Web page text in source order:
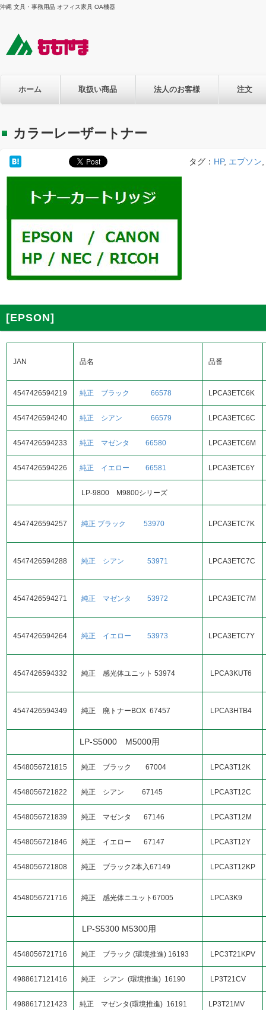
沖縄 文具・事務用品 オフィス家具 OA機器
ホーム 取扱い商品 法人のお客様 注文
カラーレーザートナー
タグ： HP, エプソン
[EPSON]
JAN 品名 品番
4547426594219 純正 ブラック 66578 LPCA3ETC6K
4547426594240 純正 シアン 66579 LPCA3ETC6C
4547426594233 純正 マゼンタ 66580 LPCA3ETC6M
4547426594226 純正 イエロー 66581 LPCA3ETC6Y
LP-9800 M9800シリーズ
4547426594257 純正 ブラック 53970 LPCA3ETC7K
4547426594288 純正 シアン 53971 LPCA3ETC7C
4547426594271 純正 マゼンタ 53972 LPCA3ETC7M
4547426594264 純正 イエロー 53973 LPCA3ETC7Y
4547426594332 純正 感光体ユニット 53974 LPCA3KUT6
4547426594349 純正 廃トナーBOX 67457 LPCA3HTB4
LP-S5000 M5000用
4548056721815 純正 ブラック 67004 LPCA3T12K
4548056721822 純正 シアン 67145 LPCA3T12C
4548056721839 純正 マゼンタ 67146 LPCA3T12M
4548056721846 純正 イエロー 67147 LPCA3T12Y
4548056721808 純正 ブラック2本入67149 LPCA3T12KP
4548056721716 純正 感光体ニユット67005 LPCA3K9
LP-S5300 M5300用
4548056721716 純正 ブラック (環境推進) 16193 LPC3T21KPV
4988617121416 純正 シアン (環境推進) 16190 LP3T21CV
4988617121423 純正 マゼンタ(環境推進) 16191 LP3T21MV